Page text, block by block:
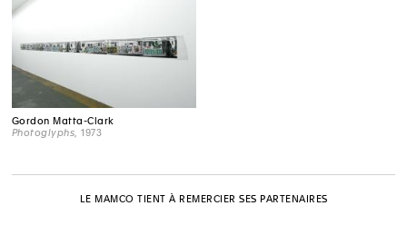
Gordon Matta-Clark
Photoglyphs , 1973
LE MAMCO TIENT À REMERCIER SES PARTENAIRES